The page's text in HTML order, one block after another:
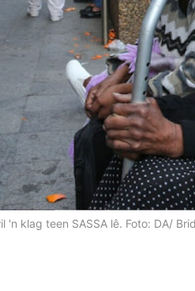
klag teen SASSA lê. Foto: DA/